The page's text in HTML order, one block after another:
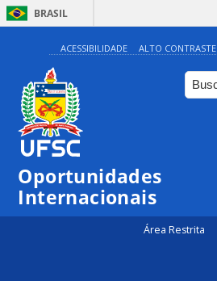
BRASIL
ACESSIBILIDADE ALTO CONTRASTE
Oportunidades
Internacionais
Área Restrita